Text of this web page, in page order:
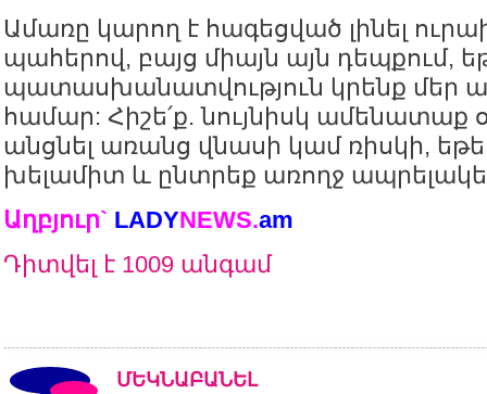
Ամառը կարող է հագեցված լինել
պահերով, բայց միայն այն դեպքում,
պատասխանատվություն կրենք մեր
համար: Հիշե՛ք. նույնիսկ ամենատաք
անցնել առանց վնասի կամ ռիսկի, եթե
խելամիտ և ընտրեք առողջ
Աղբյուր` LADYNEWS.am
Դիտվել է 1009 անգամ
ՄԵԿՆԱԲԱՆԵԼ